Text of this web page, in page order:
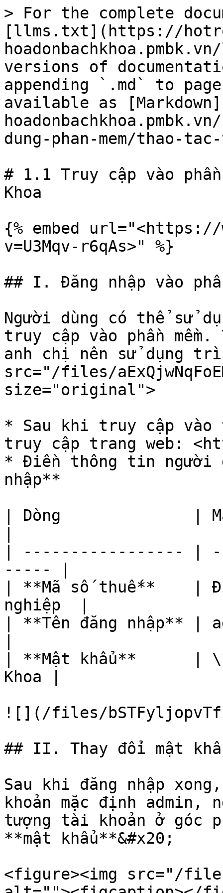
> For the complete
[llms.txt](https://
versions of
appending `.md` to
available as
dung-phan-mem/thao-
# 1.1 Truy cập vào
Khoa
{% embed url="<https://
v=U3Mqv-r6qAs>" %}
## I. Đăng nhập vào
Người dùng có thể sử
truy cập vào phần
anh chị nên sử dụng
src="/files/
size="original">
* Sau khi truy cập vào
truy cập trang web:
* Điền thông tin người
nhập**
| Dòng              |
| ----------------- |
----- |
| **Mã số thuế**    |
nghiệp  |
| **Tên đăng nhập** |
| **Mật khẩu**      |
Khoa |
![](/files/
## II. Thay đổi mật
Sau khi đăng nhập
khoản mặc định admin,
tượng tài khoản ở góc
**mật khẩu**&#x20;
<figure><img src="/files/